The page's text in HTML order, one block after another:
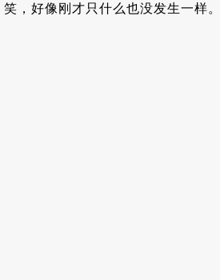
笑，好像刚才只什么也没发生一样。